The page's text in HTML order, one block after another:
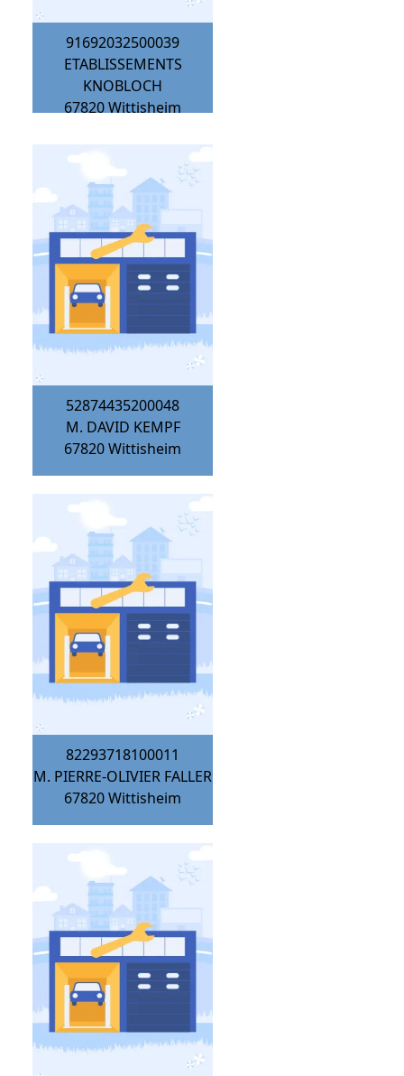
91692032500039
ETABLISSEMENTS
KNOBLOCH
67820Wittisheim
52874435200048
M. DAVID KEMPF
67820Wittisheim
82293718100011
M. PIERRE-OLIVIER FALLER
67820Wittisheim